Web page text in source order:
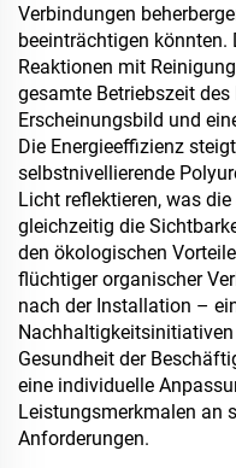
Verbindungen
beeinträchtigen könnten.
Reaktionen mit
gesamte Betriebszeit
Erscheinungsbild und
Die Energieeffizienz
selbstnivellierende
Licht reflektieren, was
gleichzeitig die
den ökologischen
flüchtiger organischer
nach der Installation –
Gesundheit der
eine individuelle
Leistungsmerkmalen an
Anforderungen.